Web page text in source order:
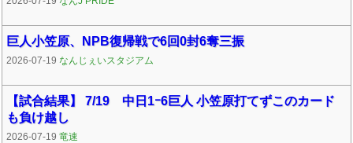
巨人小笠原、NPB復帰戦で6回0封6奪三振
2026-07-19 なんじぇいスタジアム
【試合結果】 7/19 中日1ｰ6巨人 小笠原打てずこのカード
も負け越し
2026-07-19 竜速